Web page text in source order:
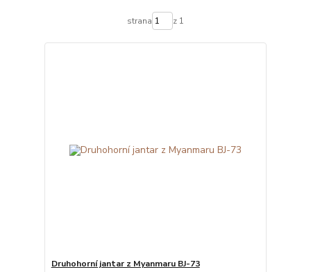
strana z 1
Druhohorní jantar z Myanmaru BJ-73